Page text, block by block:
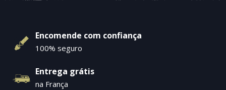
Encomende com confiança
100% seguro
Entrega grátis
na França